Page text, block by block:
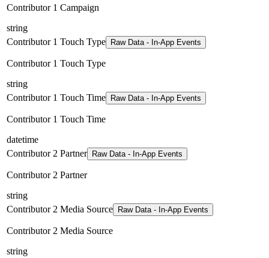
Contributor 1 Campaign
string
Contributor 1 Touch Type
Raw Data - In-App Events
Contributor 1 Touch Type
string
Contributor 1 Touch Time
Raw Data - In-App Events
Contributor 1 Touch Time
datetime
Contributor 2 Partner
Raw Data - In-App Events
Contributor 2 Partner
string
Contributor 2 Media Source
Raw Data - In-App Events
Contributor 2 Media Source
string